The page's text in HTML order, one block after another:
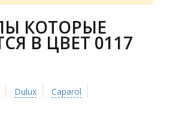
КОТОРЫЕ
В ЦВЕТ 0117
Dulux
Caparol